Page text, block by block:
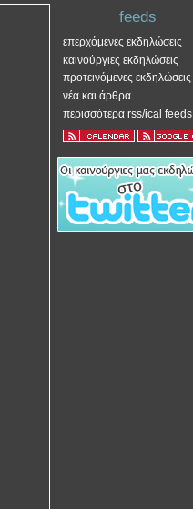
feeds
επερχόμενες εκδηλώσεις
καινούργιες εκδηλώσεις
προτεινόμενες εκδηλώσεις
νέα και άρθρα
περισσότερα rss/ical feeds